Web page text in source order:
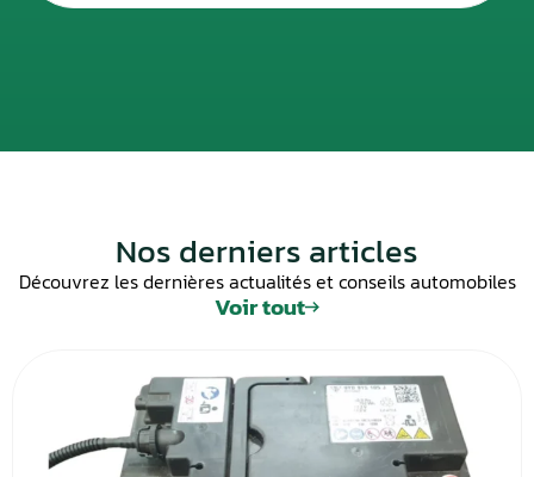
Nos derniers articles
Découvrez les dernières actualités et conseils automobiles
Voir tout